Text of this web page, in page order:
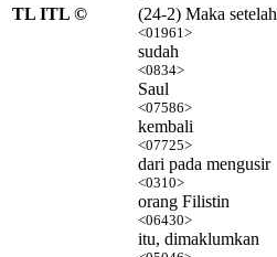
TL ITL ©
(24-2) Maka setelah
<01961>
sudah
<0834>
Saul
<07586>
kembali
<07725>
dari pada mengusir
<0310>
orang Filistin
<06430>
itu, dimaklumkan